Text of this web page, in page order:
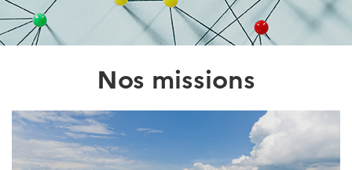
Nos missions